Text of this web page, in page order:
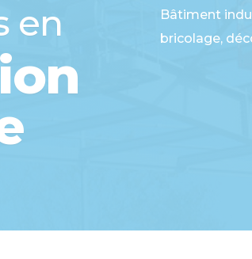
en
Bâtiment
bricolage,